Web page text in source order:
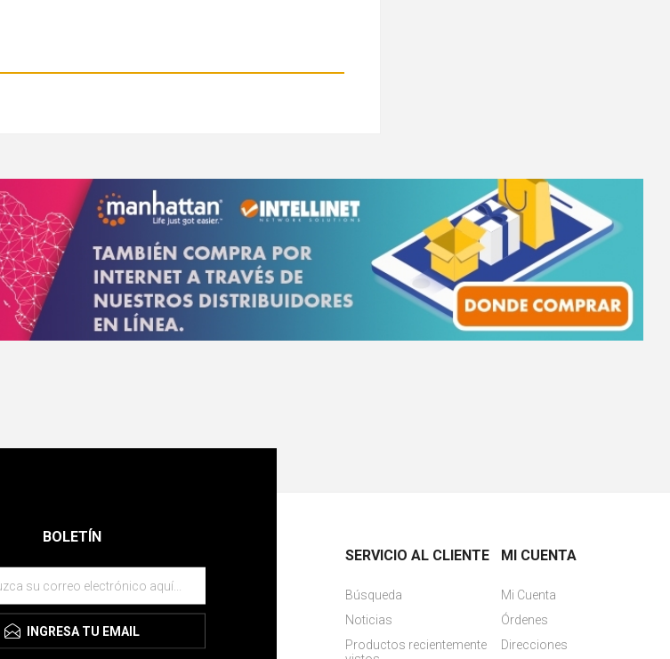
BOLETÍN
INGRESA TU EMAIL
SERVICIO AL CLIENTE
Búsqueda
Noticias
Productos recientemente
MI CUENTA
Mi Cuenta
Órdenes
Direcciones